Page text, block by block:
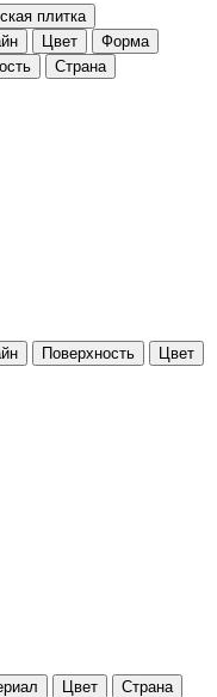
плитка
Цвет
Форма
Страна
Поверхность
Цвет
Цвет Страна